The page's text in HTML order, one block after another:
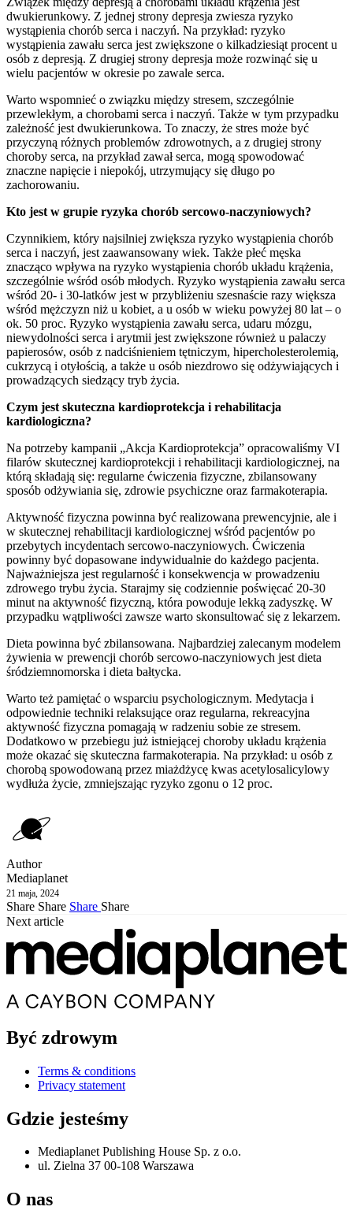
dwukierunkowy. Z jednej strony depresja zwiesza ryzyko
wystąpienia chorób serca i naczyń. Na przykład: ryzyko
wystąpienia zawału serca jest zwiększone o kilkadziesiąt procent u
osób z depresją. Z drugiej strony depresja może rozwinąć się u
wielu pacjentów w okresie po zawale serca.
Warto wspomnieć o związku między stresem, szczególnie
przewlekłym, a chorobami serca i naczyń. Także w tym przypadku
zależność jest dwukierunkowa. To znaczy, że stres może być
przyczyną różnych problemów zdrowotnych, a z drugiej strony
choroby serca, na przykład zawał serca, mogą spowodować
znaczne napięcie i niepokój, utrzymujący się długo po
zachorowaniu.
Kto jest w grupie ryzyka chorób sercowo-naczyniowych?
Czynnikiem, który najsilniej zwiększa ryzyko wystąpienia chorób
serca i naczyń, jest zaawansowany wiek. Także płeć męska
znacząco wpływa na ryzyko wystąpienia chorób układu krążenia,
szczególnie wśród osób młodych. Ryzyko wystąpienia zawału serca
wśród 20- i 30-latków jest w przybliżeniu szesnaście razy większa
wśród mężczyzn niż u kobiet, a u osób w wieku powyżej 80 lat – o
ok. 50 proc. Ryzyko wystąpienia zawału serca, udaru mózgu,
niewydolności serca i arytmii jest zwiększone również u palaczy
papierosów, osób z nadciśnieniem tętniczym, hipercholesterolemią,
cukrzycą i otyłością, a także u osób niezdrowo się odżywiających i
prowadzących siedzący tryb życia.
Czym jest skuteczna kardioprotekcja i rehabilitacja
kardiologiczna?
Na potrzeby kampanii „Akcja Kardioprotekcja” opracowaliśmy VI
filarów skutecznej kardioprotekcji i rehabilitacji kardiologicznej, na
którą składają się: regularne ćwiczenia fizyczne, zbilansowany
sposób odżywiania się, zdrowie psychiczne oraz farmakoterapia.
Aktywność fizyczna powinna być realizowana prewencyjnie, ale i
w skutecznej rehabilitacji kardiologicznej wśród pacjentów po
przebytych incydentach sercowo-naczyniowych. Ćwiczenia
powinny być dopasowane indywidualnie do każdego pacjenta.
Najważniejsza jest regularność i konsekwencja w prowadzeniu
zdrowego trybu życia. Starajmy się codziennie poświęcać 20-30
minut na aktywność fizyczną, która powoduje lekką zadyszkę. W
przypadku wątpliwości zawsze warto skonsultować się z lekarzem.
Dieta powinna być zbilansowana. Najbardziej zalecanym modelem
żywienia w prewencji chorób sercowo-naczyniowych jest dieta
śródziemnomorska i dieta bałtycka.
Warto też pamiętać o wsparciu psychologicznym. Medytacja i
odpowiednie techniki relaksujące oraz regularna, rekreacyjna
aktywność fizyczna pomagają w radzeniu sobie ze stresem.
Dodatkowo w przebiegu już istniejącej choroby układu krążenia
może okazać się skuteczna farmakoterapia. Na przykład: u osób z
chorobą spowodowaną przez miażdżycę kwas acetylosalicylowy
wydłuża życie, zmniejszając ryzyko zgonu o 12 proc.
Author
Mediaplanet
21 maja, 2024
Share Share Share Share
Next article
Być zdrowym
Terms & conditions
Privacy statement
Gdzie jesteśmy
Mediaplanet Publishing House Sp. z o.o.
ul. Zielna 37 00-108 Warszawa
O nas